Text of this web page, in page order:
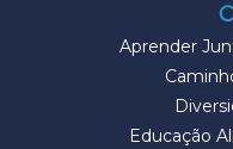
Aprender
Educação